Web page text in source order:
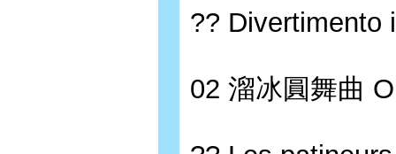
?? Divertimento
02 溜冰圓舞曲